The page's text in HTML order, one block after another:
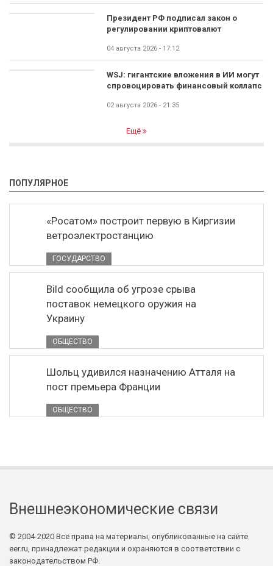
Президент РФ подписал закон о
регулировании криптовалют
04 августа 2026 - 17:12
WSJ: гигантские вложения в ИИ могут
спровоцировать финансовый коллапс
02 августа 2026 - 21:35
Ещё
ПОПУЛЯРНОЕ
«Росатом» построит первую в Киргизии
ветроэлектростанцию
ГОСУДАРСТВО
Bild сообщила об угрозе срыва
поставок немецкого оружия на
Украину
ОБЩЕСТВО
Шольц удивился назначению Атталя на
пост премьера Франции
ОБЩЕСТВО
Внешнеэкономические связи
© 2004-2020 Все права на материалы, опубликованные на сайте
eer.ru, принадлежат редакции и охраняются в соответствии с
законодательством РФ.